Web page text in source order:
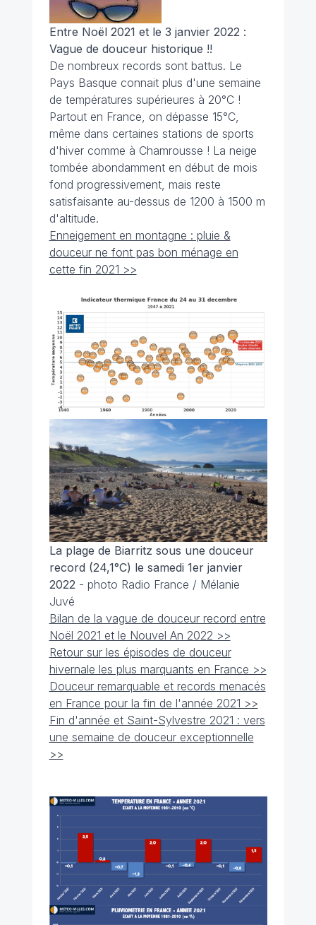
Entre Noël 2021 et le 3 janvier 2022 :
Vague de douceur historique !!
De nombreux records sont battus. Le
Pays Basque connait plus d'une semaine
de températures supérieures à 20°C !
Partout en France, on dépasse 15°C,
même dans certaines stations de sports
d'hiver comme à Chamrousse ! La neige
tombée abondamment en début de mois
fond progressivement, mais reste
satisfaisante au-dessus de 1200 à 1500 m
d'altitude.
Enneigement en montagne : pluie &
douceur ne font pas bon ménage en
cette fin 2021 >>
La plage de Biarritz sous une douceur
record (24,1°C) le samedi 1er janvier
2022 - photo Radio France / Mélanie
Juvé
Bilan de la vague de douceur record entre
Noël 2021 et le Nouvel An 2022 >>
Retour sur les épisodes de douceur
hivernale les plus marquants en France >>
Douceur remarquable et records menacés
en France pour la fin de l'année 2021 >>
Fin d'année et Saint-Sylvestre 2021 : vers
une semaine de douceur exceptionnelle
>>